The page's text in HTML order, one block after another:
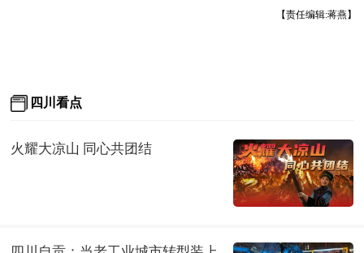
【责任编辑:蒋燕】